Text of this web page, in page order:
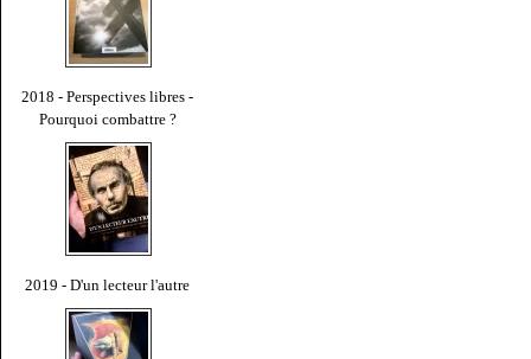
2018 - Perspectives libres -
Pourquoi combattre ?
2019 - D'un lecteur l'autre